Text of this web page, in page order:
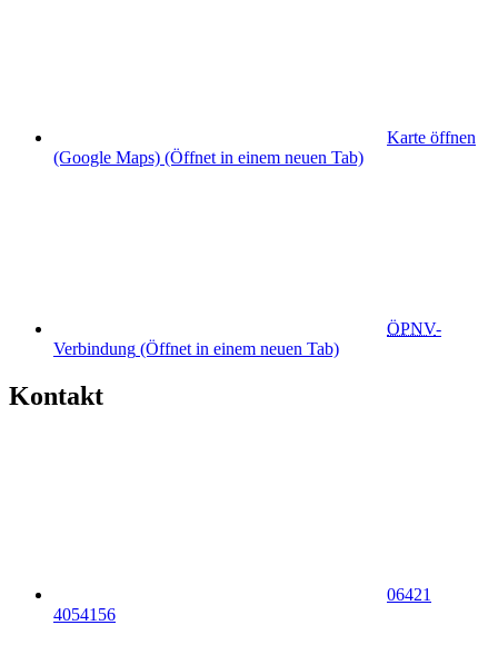
Karte öffnen
(Google Maps) (Öffnet in einem neuen Tab)
ÖPNV-
Verbindung (Öffnet in einem neuen Tab)
Kontakt
06421
4054156